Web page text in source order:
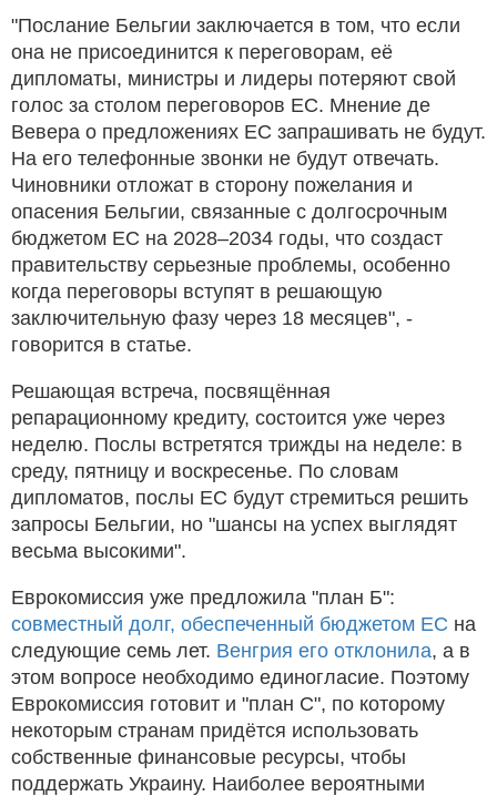
"Послание Бельгии заключается в том, что если
она не присоединится к переговорам, её
дипломаты, министры и лидеры потеряют свой
голос за столом переговоров ЕС. Мнение де
Вевера о предложениях ЕС запрашивать не будут.
На его телефонные звонки не будут отвечать.
Чиновники отложат в сторону пожелания и
опасения Бельгии, связанные с долгосрочным
бюджетом ЕС на 2028–2034 годы, что создаст
правительству серьезные проблемы, особенно
когда переговоры вступят в решающую
заключительную фазу через 18 месяцев", -
говорится в статье.
Решающая встреча, посвящённая
репарационному кредиту, состоится уже через
неделю. Послы встретятся трижды на неделе: в
среду, пятницу и воскресенье. По словам
дипломатов, послы ЕС будут стремиться решить
запросы Бельгии, но "шансы на успех выглядят
весьма высокими".
Еврокомиссия уже предложила "план Б":
совместный долг, обеспеченный бюджетом ЕС на
следующие семь лет. Венгрия его отклонила, а в
этом вопросе необходимо единогласие. Поэтому
Еврокомиссия готовит и "план С", по которому
некоторым странам придётся использовать
собственные финансовые ресурсы, чтобы
поддержать Украину. Наиболее вероятными